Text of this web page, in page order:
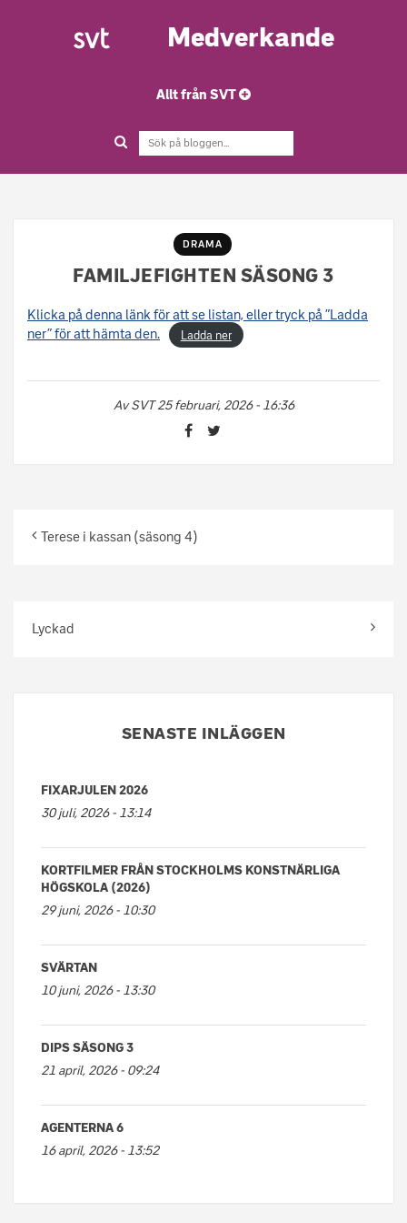
Medverkande
Allt från SVT
DRAMA
FAMILJEFIGHTEN SÄSONG 3
Klicka på denna länk för att se listan, eller tryck på ”Ladda
ner” för att hämta den.
Ladda ner
AvSVT 25 februari, 2026 - 16:36
Terese i kassan (säsong 4)
Lyckad
SENASTE INLÄGGEN
FIXARJULEN 2026
30 juli, 2026 - 13:14
KORTFILMER FRÅN STOCKHOLMS KONSTNÄRLIGA
HÖGSKOLA (2026)
29 juni, 2026 - 10:30
SVÄRTAN
10 juni, 2026 - 13:30
DIPS SÄSONG 3
21 april, 2026 - 09:24
AGENTERNA 6
16 april, 2026 - 13:52